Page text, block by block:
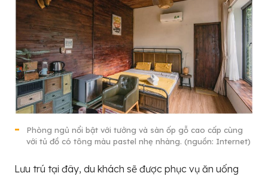
Phòng ngủ nổi bật với tưởng và sàn ốp gỗ cao cấp cùng
với tủ đồ có tông màu pastel nhẹ nhàng. (nguồn: Internet)
Lưu trú tại đây, du khách sẽ được phục vụ ăn uống